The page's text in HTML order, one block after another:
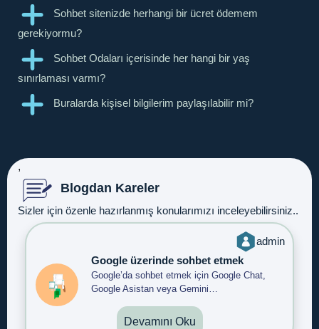
Sohbet sitenizde herhangi bir ücret ödemem
gerekiyormu?
Sohbet Odaları içerisinde her hangi bir yaş
sınırlaması varmı?
Buralarda kişisel bilgilerim paylaşılabilir mi?
,
Blogdan Kareler
Sizler için özenle hazırlanmış konularımızı inceleyebilirsiniz..
admin
Google üzerinde sohbet etmek
Google’da sohbet etmek için Google Chat,
Google Asistan veya Gemini…
Devamını Oku